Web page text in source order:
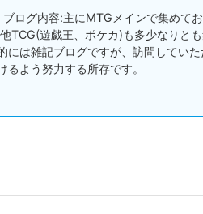
ログ内容:主にMTGメインで集めて
TCG(遊戯王、ポケカ)も多少なりと
には雑記ブログですが、訪問してい
るよう努力する所存です。